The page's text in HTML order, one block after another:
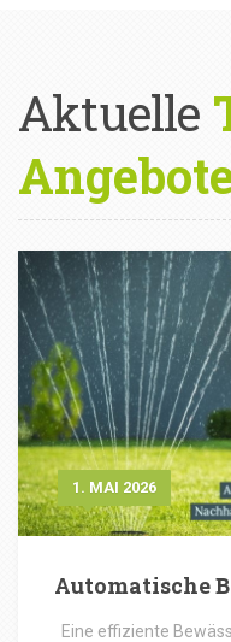
Aktuelle
1. MAI 2026
Automatische
Eine effiziente